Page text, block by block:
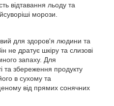
відтавання льоду та
морози.
для здоров'я людини та
не дратує шкіру та слизові
запаху. Для
та збереження продукту
в сухому та
від прямих сонячних